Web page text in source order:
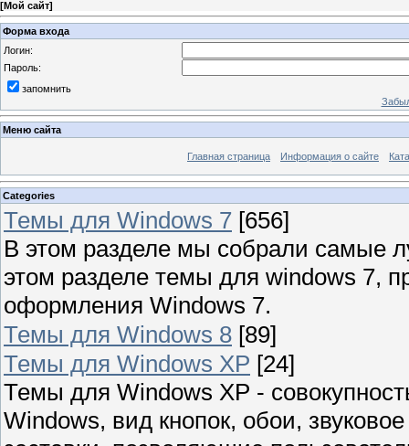
[Мой сайт]
Форма входа
Логин:
Пароль:
запомнить
Меню сайта
Главная страница Информация о сайте
Categories
Темы для Windows 7 [656]
В этом разделе мы собрали самые
этом разделе темы для windows 7,
оформления Windows 7.
Темы для Windows 8 [89]
Темы для Windows XP [24]
Темы для Windows XP -
Windows, вид кнопок, обои,